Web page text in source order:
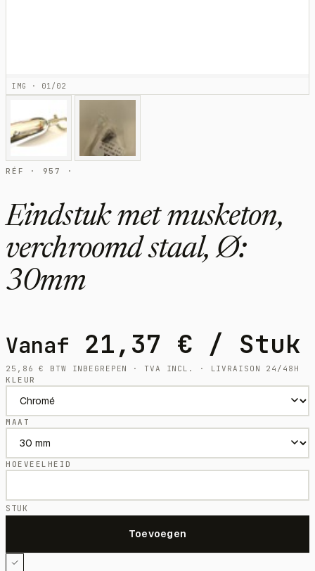
IMG · 01/02
RÉF · 957 ·
Eindstuk met musketon,
verchroomd staal, Ø:
30mm
Vanaf 21,37 € / Stuk
25,86€
BTW INBEGREPEN · TVA INCL. · LIVRAISON 24/48H
KLEUR
MAAT
HOEVEELHEID
STUK